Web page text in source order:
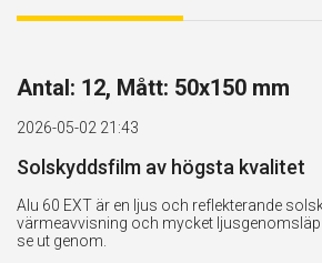
Antal: 12, Mått: 50x150 mm
2026-05-02 21:43
Solskyddsfilm av högsta kvalitet
Alu 60 EXT är en ljus och reflekterande
värmeavvisning och mycket
se ut genom.